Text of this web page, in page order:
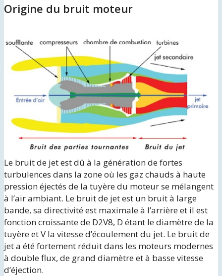
Origine du bruit moteur
Le bruit de jet est dû à la génération de fortes
turbulences dans la zone où les gaz chauds à haute
pression éjectés de la tuyère du moteur se mélangent
à l’air ambiant. Le bruit de jet est un bruit à large
bande, sa directivité est maximale à l’arrière et il est
fonction croissante de D2V8, D étant le diamètre de la
tuyère et V la vitesse d’écoulement du jet. Le bruit de
jet a été fortement réduit dans les moteurs modernes
à double flux, de grand diamètre et à basse vitesse
d’éjection.